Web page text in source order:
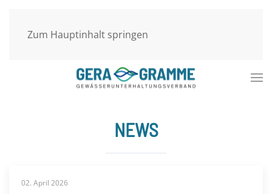
Zum Hauptinhalt springen
NEWS
02. April 2026